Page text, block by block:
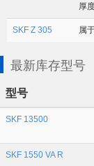
厚
SKF Z 305 属
最新库存型号
型号
SKF 13500
SKF 1550 VA R